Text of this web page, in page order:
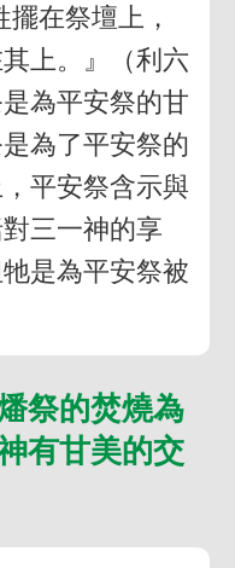
在祭壇上，
上。』（利六
為平安祭的甘
為了平安祭的
平安祭含示與
三一神的享
是為平安祭被
祭的焚燒為
有甘美的交